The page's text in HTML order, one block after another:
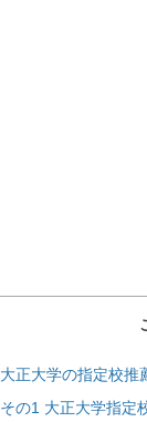
大正大学の指定校推
その1 大正大学指定